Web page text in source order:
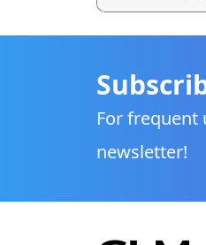
For frequent
newsletter!